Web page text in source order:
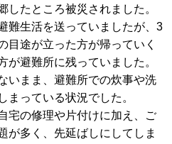
したところ被災されました。
難生活を送っていましたが、3
目途が立った方が帰っていく
が避難所に残っていました。
いまま、避難所での炊事や洗
まっている状況でした。
宅の修理や片付けに加え、ご
が多く、先延ばしにしてしま